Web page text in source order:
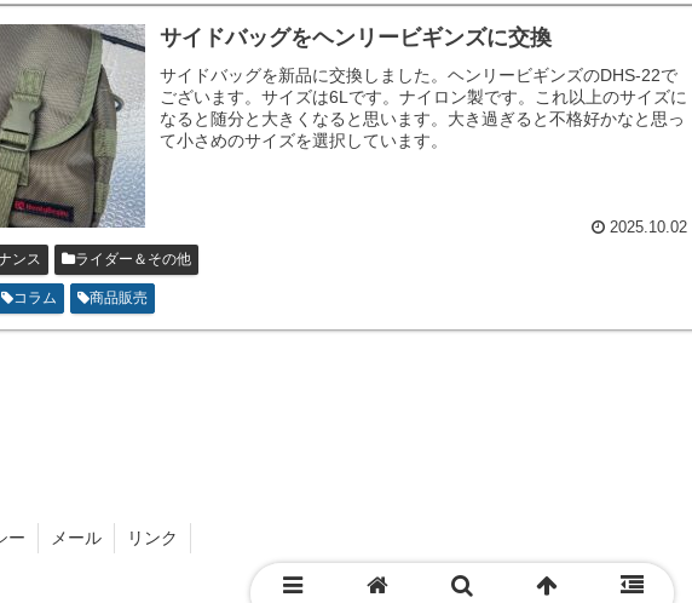
サイドバッグをヘンリービギンズに交換
サイドバッグを新品に交換しました。ヘンリービギンズのDHS-22で
ございます。サイズは6Lです。ナイロン製です。これ以上のサイズに
なると随分と大きくなると思います。大き過ぎると不格好かなと思っ
て小さめのサイズを選択しています。
2025.10.02
ンス ライダー＆その他
コラム 商品販売
ー メール リンク